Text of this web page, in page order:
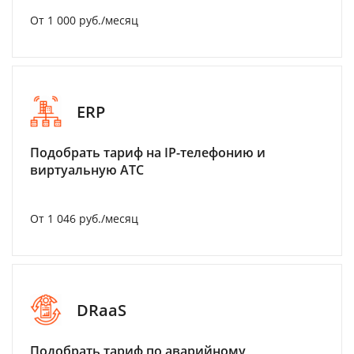
От 1 000 руб./месяц
ERP
Подобрать тариф на IP-телефонию и
виртуальную АТС
От 1 046 руб./месяц
DRaaS